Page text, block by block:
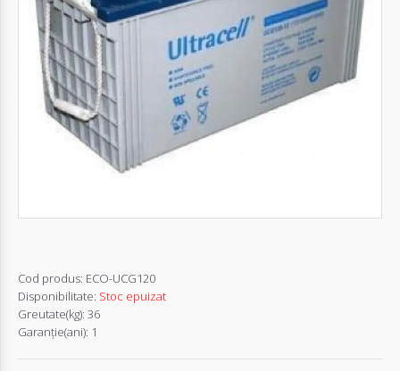
Autentifică-
Înregistrează-
Cod produs: ECO-UCG120
Disponibilitate: Stoc epuizat
Greutate(kg): 36
Garanţie(ani): 1